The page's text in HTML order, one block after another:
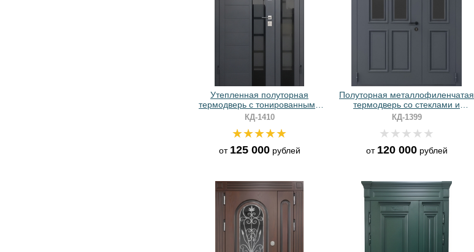
Утепленная полуторная
термодверь с тонированными
стеклами и панелями МДФ
графит
КД-1410
от 125 000рублей
Полуторная металлофиленчатая
термодверь со стеклами и
порошковой покраской цвета
графит
КД-1399
от 120 000рублей